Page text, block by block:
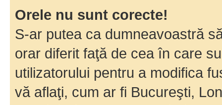
Orele nu sunt corecte!
S-ar putea ca dumneavoastră
orar diferit faţă de cea în care
utilizatorului pentru a modifica
vă aflaţi, cum ar fi Bucureşti,